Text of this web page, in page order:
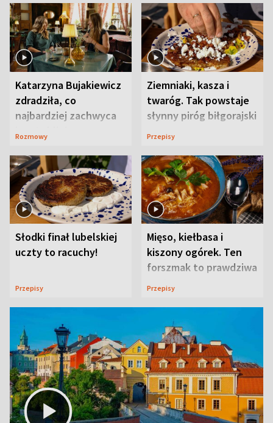
Katarzyna Bujakiewicz
zdradziła, co
najbardziej zachwyca
ją w Lublinie
Rozmowy
Ziemniaki, kasza i
twaróg. Tak powstaje
słynny piróg biłgorajski
Przepisy
Słodki finał lubelskiej
uczty to racuchy!
Przepisy
Mięso, kiełbasa i
kiszony ogórek. Ten
forszmak to prawdziwa
uczta
Przepisy